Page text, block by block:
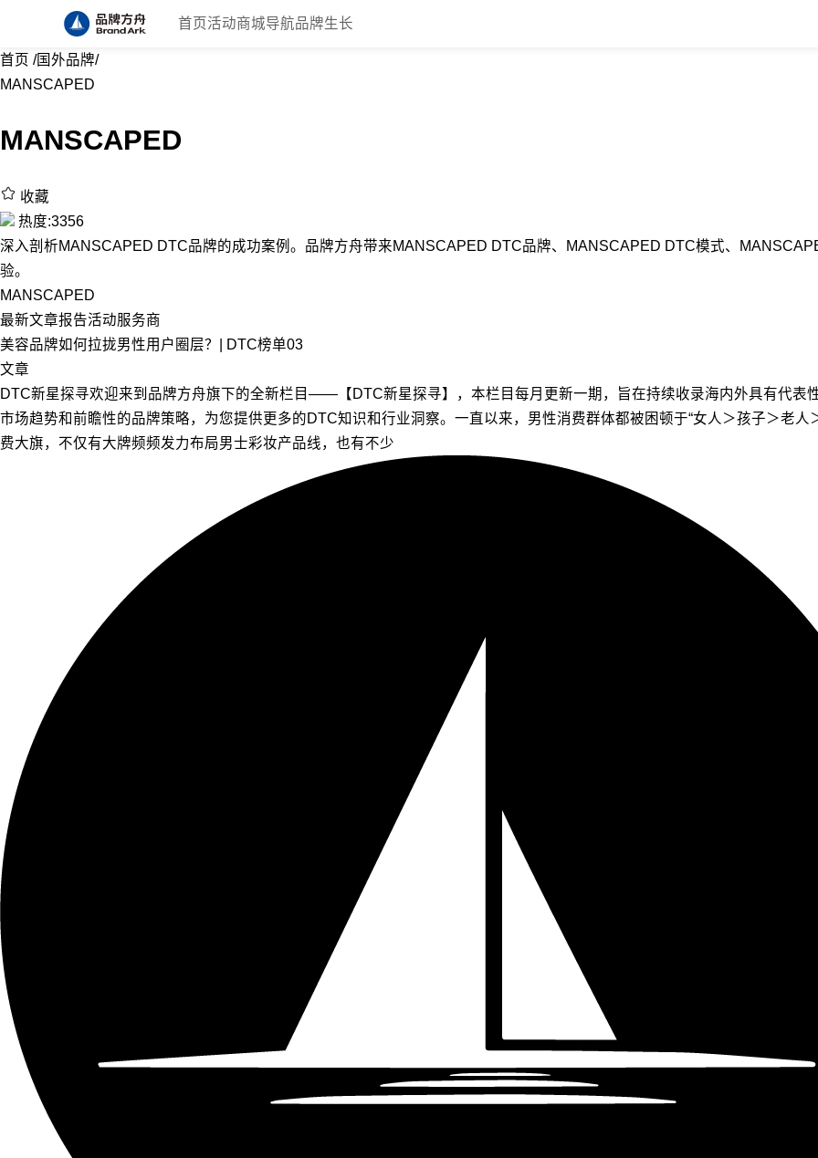
首页 活动商城导航品牌生长
首页 /国外品牌/
MANSCAPED
MANSCAPED
收藏
热度:3356
深入剖析MANSCAPED DTC品牌的成功案例。品牌方舟带来MANSCAPED DTC品牌、MANSCAPED DTC模式、
验。
MANSCAPED
最新文章报告活动服务商
美容品牌如何拉拢男性用户圈层？| DTC榜单03
文章
DTC新星探寻欢迎来到品牌方舟旗下的全新栏目——【DTC新星探寻】，本栏目每月更新一期，旨在持续收录海内外具有代表
市场趋势和前瞻性的品牌策略，为您提供更多的DTC知识和行业洞察。一直以来，男性消费群体都被困顿于“女人＞孩子＞老
费大旗，不仅有大牌频频发力布局男士彩妆产品线，也有不少